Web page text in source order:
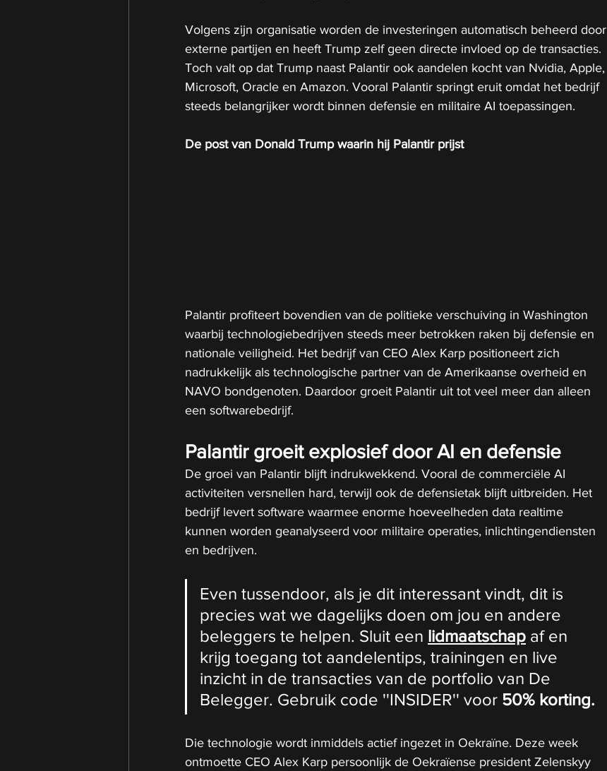
Volgens zijn organisatie worden de investeringen automatisch beheerd door
externe partijen en heeft Trump zelf geen directe invloed op de transacties.
Toch valt op dat Trump naast Palantir ook aandelen kocht van Nvidia, Apple,
Microsoft, Oracle en Amazon. Vooral Palantir springt eruit omdat het bedrijf
steeds belangrijker wordt binnen defensie en militaire AI toepassingen.
De post van Donald Trump waarin hij Palantir prijst
Palantir profiteert bovendien van de politieke verschuiving in Washington
waarbij technologiebedrijven steeds meer betrokken raken bij defensie en
nationale veiligheid. Het bedrijf van CEO Alex Karp positioneert zich
nadrukkelijk als technologische partner van de Amerikaanse overheid en
NAVO bondgenoten. Daardoor groeit Palantir uit tot veel meer dan alleen
een softwarebedrijf.
Palantir groeit explosief door AI en defensie
De groei van Palantir blijft indrukwekkend. Vooral de commerciële AI
activiteiten versnellen hard, terwijl ook de defensietak blijft uitbreiden. Het
bedrijf levert software waarmee enorme hoeveelheden data realtime
kunnen worden geanalyseerd voor militaire operaties, inlichtingendiensten
en bedrijven.
Even tussendoor, als je dit interessant vindt, dit is
precies wat we dagelijks doen om jou en andere
beleggers te helpen. Sluit een lidmaatschap af en
krijg toegang tot aandelentips, trainingen en live
inzicht in de transacties van de portfolio van De
Belegger. Gebruik code ''INSIDER'' voor 50% korting.
Die technologie wordt inmiddels actief ingezet in Oekraïne. Deze week
ontmoette CEO Alex Karp persoonlijk de Oekraïense president Zelenskyy